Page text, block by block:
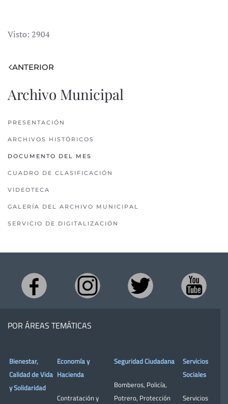
Visto: 2904
ANTERIOR
Archivo Municipal
PRESENTACIÓN
ARCHIVOS HISTÓRICOS
DOCUMENTO DEL MES
CUADRO DE CLASIFICACIÓN
VIDEOTECA
GALERÍA DEL ARCHIVO MUNICIPAL
SERVICIO DE DIGITALIZACIÓN
POR ÁREAS TEMÁTICAS
Bienestar,
Calidad de Vida
y Solidaridad
Economía y
Hacienda
Contratación y
Seguridad Ciudadana
Bomberos, Policía,
Potrero, Protección
Servicios
Sociales
Servicios